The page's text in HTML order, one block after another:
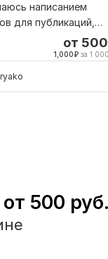
написанием
для публикаций,
выступлений
от 500
1,000₽ за 1 000
500